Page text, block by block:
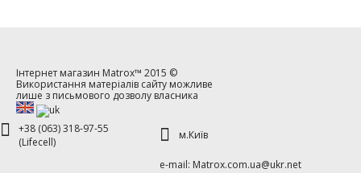
Інтернет магазин Matrox™ 2015 ©
Використання матеріалів сайту можливе
лише з письмового дозволу власника
+38 (063) 318-97-55
(Lifecell)
м.Київ
е-mаil: Matrox.com.ua@ukr.net